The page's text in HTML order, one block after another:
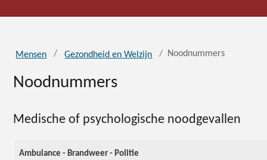
Mensen Gezondheid en Welzijn Noodnummers
Noodnummers
Medische of psychologische noodgevallen
Ambulance - Brandweer - Politie